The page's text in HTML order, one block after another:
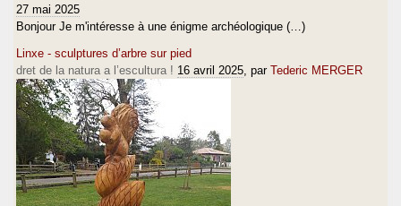
27 mai 2025
Bonjour Je m'intéresse à une énigme archéologique (…)
Linxe - sculptures d’arbre sur pied
dret de la natura a l’escultura ! 16 avril 2025 , par Tederic MERGER